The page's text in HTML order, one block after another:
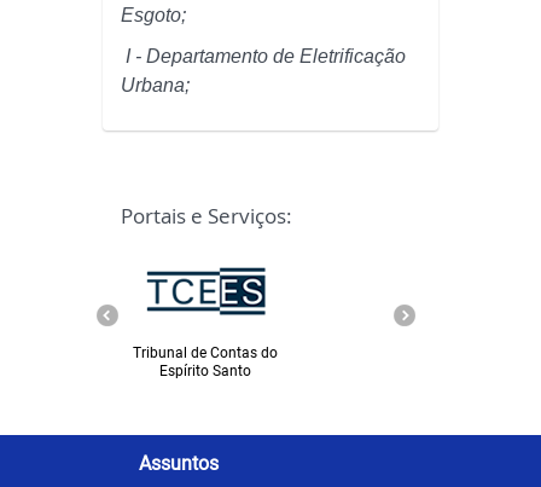
Esgoto;
I - Departamento de Eletrificação
Urbana;
Portais e Serviços:
Tribunal de Contas do
Espírito Santo
Assuntos